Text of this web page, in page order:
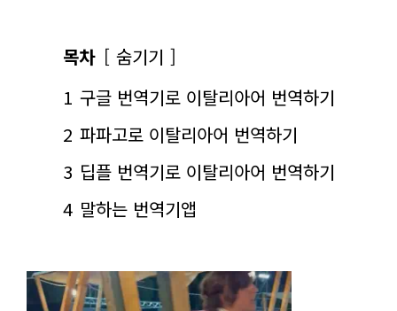
목차
숨기기
1 구글 번역기로 이탈리아어 번역하기
2 파파고로 이탈리아어 번역하기
3 딥플 번역기로 이탈리아어 번역하기
4 말하는 번역기앱